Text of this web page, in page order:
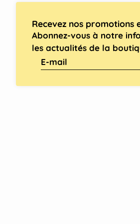
Recevez nos promotions
Abonnez-vous à notre
les actualités de la
E-mail
Ce site est protégé par